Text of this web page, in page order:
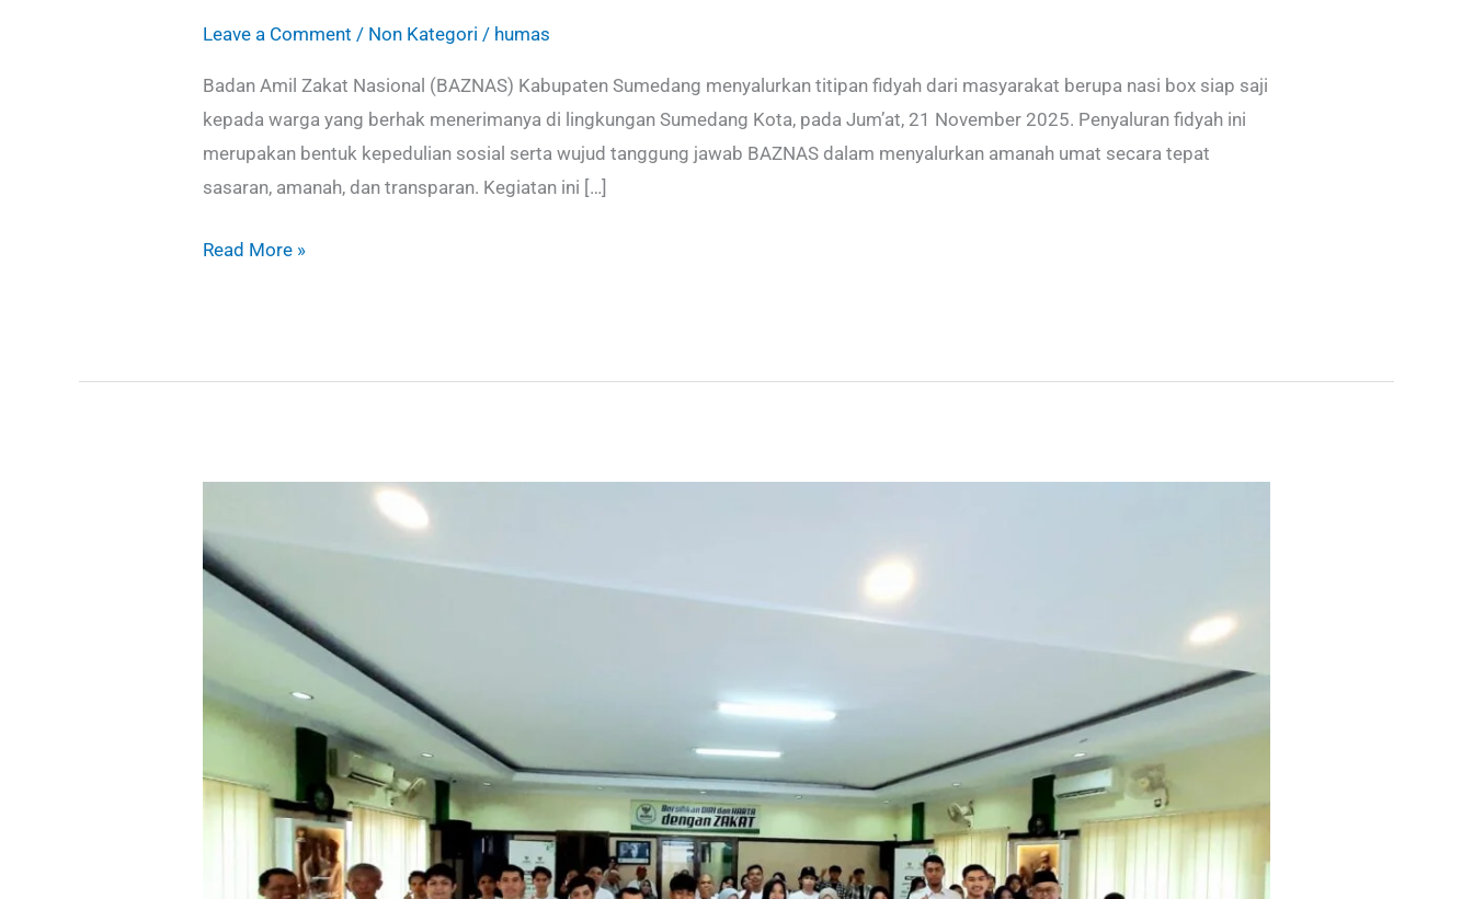
Leave a Comment / Non Kategori / humas
Badan Amil Zakat Nasional (BAZNAS) Kabupaten Sumedang menyalurkan titipan fidyah dari masyarakat berupa nasi box siap saji
kepada warga yang berhak menerimanya di lingkungan Sumedang Kota, pada Jum’at, 21 November 2025. Penyaluran fidyah ini
merupakan bentuk kepedulian sosial serta wujud tanggung jawab BAZNAS dalam menyalurkan amanah umat secara tepat
sasaran, amanah, dan transparan. Kegiatan ini […]
Read More »
Berkah:
BAZNAS
Sumedang
Wujudkan
Pemberdayaan
Ekonomi
Mustahik